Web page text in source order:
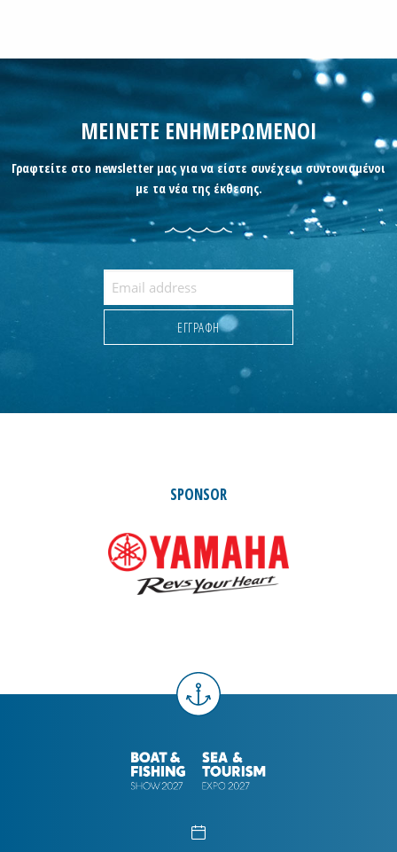
ΜΕΙΝΕΤΕ ΕΝΗΜΕΡΩΜΕΝΟΙ
Γραφτείτε στο newsletter μας για να είστε συνέχεια συντονισμένοι
με τα νέα της έκθεσης.
SPONSOR